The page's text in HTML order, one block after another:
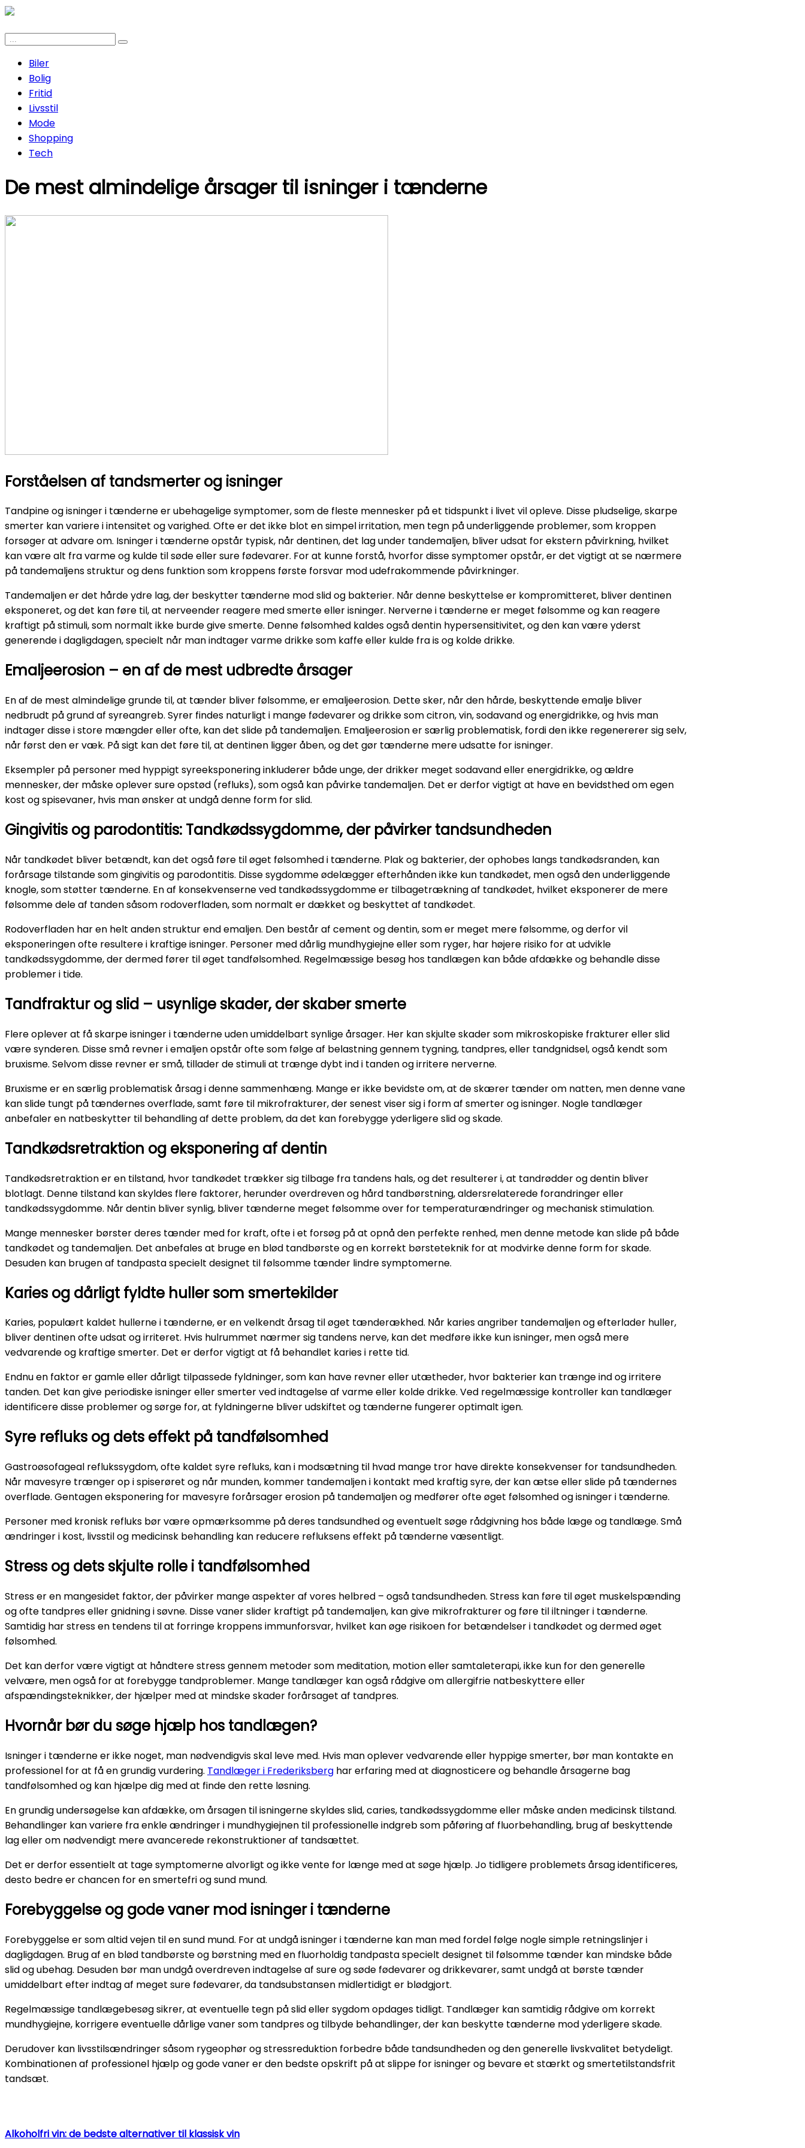
Biler
Bolig
Fritid
Livsstil
Mode
Shopping
Tech
De mest almindelige årsager til isninger i tænderne
Forståelsen af tandsmerter og isninger
Tandpine og isninger i tænderne er ubehagelige symptomer, som de fleste mennesker på et tidspunkt i livet vil opleve. Disse pludselige, skarpe
smerter kan variere i intensitet og varighed. Ofte er det ikke blot en simpel irritation, men tegn på underliggende problemer, som kroppen
forsøger at advare om. Isninger i tænderne opstår typisk, når dentinen, det lag under tandemaljen, bliver udsat for ekstern påvirkning, hvilket
kan være alt fra varme og kulde til søde eller sure fødevarer. For at kunne forstå, hvorfor disse symptomer opstår, er det vigtigt at se nærmere
på tandemaljens struktur og dens funktion som kroppens første forsvar mod udefrakommende påvirkninger.
Tandemaljen er det hårde ydre lag, der beskytter tænderne mod slid og bakterier. Når denne beskyttelse er kompromitteret, bliver dentinen
eksponeret, og det kan føre til, at nerveender reagere med smerte eller isninger. Nerverne i tænderne er meget følsomme og kan reagere
kraftigt på stimuli, som normalt ikke burde give smerte. Denne følsomhed kaldes også dentin hypersensitivitet, og den kan være yderst
generende i dagligdagen, specielt når man indtager varme drikke som kaffe eller kulde fra is og kolde drikke.
Emaljeerosion – en af de mest udbredte årsager
En af de mest almindelige grunde til, at tænder bliver følsomme, er emaljeerosion. Dette sker, når den hårde, beskyttende emalje bliver
nedbrudt på grund af syreangreb. Syrer findes naturligt i mange fødevarer og drikke som citron, vin, sodavand og energidrikke, og hvis man
indtager disse i store mængder eller ofte, kan det slide på tandemaljen. Emaljeerosion er særlig problematisk, fordi den ikke regenererer sig selv,
når først den er væk. På sigt kan det føre til, at dentinen ligger åben, og det gør tænderne mere udsatte for isninger.
Eksempler på personer med hyppigt syreeksponering inkluderer både unge, der drikker meget sodavand eller energidrikke, og ældre
mennesker, der måske oplever sure opstød (refluks), som også kan påvirke tandemaljen. Det er derfor vigtigt at have en bevidsthed om egen
kost og spisevaner, hvis man ønsker at undgå denne form for slid.
Gingivitis og parodontitis: Tandkødssygdomme, der påvirker tandsundheden
Når tandkødet bliver betændt, kan det også føre til øget følsomhed i tænderne. Plak og bakterier, der ophobes langs tandkødsranden, kan
forårsage tilstande som gingivitis og parodontitis. Disse sygdomme ødelægger efterhånden ikke kun tandkødet, men også den underliggende
knogle, som støtter tænderne. En af konsekvenserne ved tandkødssygdomme er tilbagetrækning af tandkødet, hvilket eksponerer de mere
følsomme dele af tanden såsom rodoverfladen, som normalt er dækket og beskyttet af tandkødet.
Rodoverfladen har en helt anden struktur end emaljen. Den består af cement og dentin, som er meget mere følsomme, og derfor vil
eksponeringen ofte resultere i kraftige isninger. Personer med dårlig mundhygiejne eller som ryger, har højere risiko for at udvikle
tandkødssygdomme, der dermed fører til øget tandfølsomhed. Regelmæssige besøg hos tandlægen kan både afdække og behandle disse
problemer i tide.
Tandfraktur og slid – usynlige skader, der skaber smerte
Flere oplever at få skarpe isninger i tænderne uden umiddelbart synlige årsager. Her kan skjulte skader som mikroskopiske frakturer eller slid
være synderen. Disse små revner i emaljen opstår ofte som følge af belastning gennem tygning, tandpres, eller tandgnidsel, også kendt som
bruxisme. Selvom disse revner er små, tillader de stimuli at trænge dybt ind i tanden og irritere nerverne.
Bruxisme er en særlig problematisk årsag i denne sammenhæng. Mange er ikke bevidste om, at de skærer tænder om natten, men denne vane
kan slide tungt på tændernes overflade, samt føre til mikrofrakturer, der senest viser sig i form af smerter og isninger. Nogle tandlæger
anbefaler en natbeskytter til behandling af dette problem, da det kan forebygge yderligere slid og skade.
Tandkødsretraktion og eksponering af dentin
Tandkødsretraktion er en tilstand, hvor tandkødet trækker sig tilbage fra tandens hals, og det resulterer i, at tandrødder og dentin bliver
blotlagt. Denne tilstand kan skyldes flere faktorer, herunder overdreven og hård tandbørstning, aldersrelaterede forandringer eller
tandkødssygdomme. Når dentin bliver synlig, bliver tænderne meget følsomme over for temperaturændringer og mechanisk stimulation.
Mange mennesker børster deres tænder med for kraft, ofte i et forsøg på at opnå den perfekte renhed, men denne metode kan slide på både
tandkødet og tandemaljen. Det anbefales at bruge en blød tandbørste og en korrekt børsteteknik for at modvirke denne form for skade.
Desuden kan brugen af tandpasta specielt designet til følsomme tænder lindre symptomerne.
Karies og dårligt fyldte huller som smertekilder
Karies, populært kaldet hullerne i tænderne, er en velkendt årsag til øget tænderækhed. Når karies angriber tandemaljen og efterlader huller,
bliver dentinen ofte udsat og irriteret. Hvis hulrummet nærmer sig tandens nerve, kan det medføre ikke kun isninger, men også mere
vedvarende og kraftige smerter. Det er derfor vigtigt at få behandlet karies i rette tid.
Endnu en faktor er gamle eller dårligt tilpassede fyldninger, som kan have revner eller utætheder, hvor bakterier kan trænge ind og irritere
tanden. Det kan give periodiske isninger eller smerter ved indtagelse af varme eller kolde drikke. Ved regelmæssige kontroller kan tandlæger
identificere disse problemer og sørge for, at fyldningerne bliver udskiftet og tænderne fungerer optimalt igen.
Syre refluks og dets effekt på tandfølsomhed
Gastroøsofageal reflukssygdom, ofte kaldet syre refluks, kan i modsætning til hvad mange tror have direkte konsekvenser for tandsundheden.
Når mavesyre trænger op i spiserøret og når munden, kommer tandemaljen i kontakt med kraftig syre, der kan ætse eller slide på tændernes
overflade. Gentagen eksponering for mavesyre forårsager erosion på tandemaljen og medfører ofte øget følsomhed og isninger i tænderne.
Personer med kronisk refluks bør være opmærksomme på deres tandsundhed og eventuelt søge rådgivning hos både læge og tandlæge. Små
ændringer i kost, livsstil og medicinsk behandling kan reducere refluksens effekt på tænderne væsentligt.
Stress og dets skjulte rolle i tandfølsomhed
Stress er en mangesidet faktor, der påvirker mange aspekter af vores helbred – også tandsundheden. Stress kan føre til øget muskelspænding
og ofte tandpres eller gnidning i søvne. Disse vaner slider kraftigt på tandemaljen, kan give mikrofrakturer og føre til iltninger i tænderne.
Samtidig har stress en tendens til at forringe kroppens immunforsvar, hvilket kan øge risikoen for betændelser i tandkødet og dermed øget
følsomhed.
Det kan derfor være vigtigt at håndtere stress gennem metoder som meditation, motion eller samtaleterapi, ikke kun for den generelle
velvære, men også for at forebygge tandproblemer. Mange tandlæger kan også rådgive om allergifrie natbeskyttere eller
afspændingsteknikker, der hjælper med at mindske skader forårsaget af tandpres.
Hvornår bør du søge hjælp hos tandlægen?
Isninger i tænderne er ikke noget, man nødvendigvis skal leve med. Hvis man oplever vedvarende eller hyppige smerter, bør man kontakte en
professionel for at få en grundig vurdering. Tandlæger i Frederiksberg har erfaring med at diagnosticere og behandle årsagerne bag
tandfølsomhed og kan hjælpe dig med at finde den rette løsning.
En grundig undersøgelse kan afdække, om årsagen til isningerne skyldes slid, caries, tandkødssygdomme eller måske anden medicinsk tilstand.
Behandlinger kan variere fra enkle ændringer i mundhygiejnen til professionelle indgreb som påføring af fluorbehandling, brug af beskyttende
lag eller om nødvendigt mere avancerede rekonstruktioner af tandsættet.
Det er derfor essentielt at tage symptomerne alvorligt og ikke vente for længe med at søge hjælp. Jo tidligere problemets årsag identificeres,
desto bedre er chancen for en smertefri og sund mund.
Forebyggelse og gode vaner mod isninger i tænderne
Forebyggelse er som altid vejen til en sund mund. For at undgå isninger i tænderne kan man med fordel følge nogle simple retningslinjer i
dagligdagen. Brug af en blød tandbørste og børstning med en fluorholdig tandpasta specielt designet til følsomme tænder kan mindske både
slid og ubehag. Desuden bør man undgå overdreven indtagelse af sure og søde fødevarer og drikkevarer, samt undgå at børste tænder
umiddelbart efter indtag af meget sure fødevarer, da tandsubstansen midlertidigt er blødgjort.
Regelmæssige tandlægebesøg sikrer, at eventuelle tegn på slid eller sygdom opdages tidligt. Tandlæger kan samtidig rådgive om korrekt
mundhygiejne, korrigere eventuelle dårlige vaner som tandpres og tilbyde behandlinger, der kan beskytte tænderne mod yderligere skade.
Derudover kan livsstilsændringer såsom rygeophør og stressreduktion forbedre både tandsundheden og den generelle livskvalitet betydeligt.
Kombinationen af professionel hjælp og gode vaner er den bedste opskrift på at slippe for isninger og bevare et stærkt og smertetilstandsfrit
tandsæt.
Alkoholfri vin: de bedste alternativer til klassisk vin